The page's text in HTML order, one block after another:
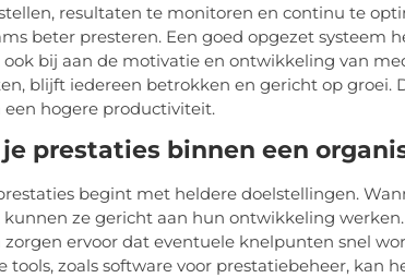
resultaten te monitoren en continu te
beter presteren. Een goed opgezet systeem
bij aan de motivatie en ontwikkeling van
blijft iedereen betrokken en gericht op groei.
hogere productiviteit.
prestaties binnen een
begint met heldere doelstellingen.
ze gericht aan hun ontwikkeling
ervoor dat eventuele knelpunten snel
tools, zoals software voor prestatiebeheer, kan